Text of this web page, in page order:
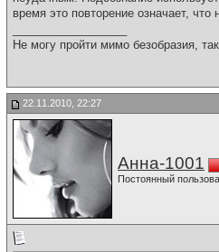
время это повторение означает,
Не могу пройти мимо безобразия,
22.11.2010, 22:27
Анна-1001
Постоянный